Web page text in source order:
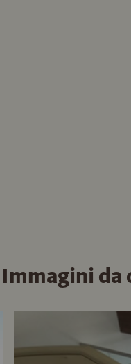
Immagini